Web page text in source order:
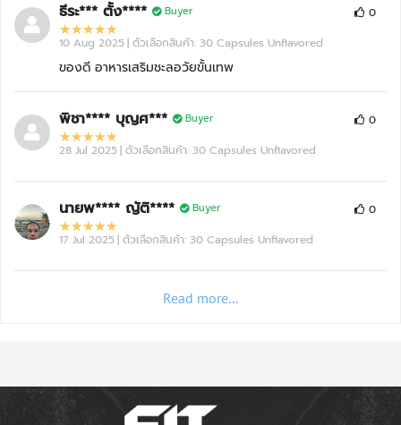
ธีระ*** ตั้ง**** Buyer
10 Aug 2025 | ตัวเลือกสินค้า: 30 Capsules Unflavored
0
ของดี อาหารเสริมชะลอวัยขั้นเทพ
พิชา**** บุญศ*** Buyer
28 Jul 2025 | ตัวเลือกสินค้า: 30 Capsules Unflavored
0
นายพ**** ญัติ**** Buyer
17 Jul 2025 | ตัวเลือกสินค้า: 30 Capsules Unflavored
0
Read more...